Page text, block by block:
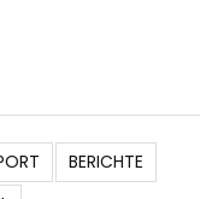
BERICHTE